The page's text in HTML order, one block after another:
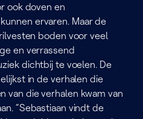
ook doven en
ervaren. Maar de
boden voor veel
en verrassend
dichtbij te voelen. De
in de verhalen die
van die verhalen kwam van
“Sebastiaan vindt de